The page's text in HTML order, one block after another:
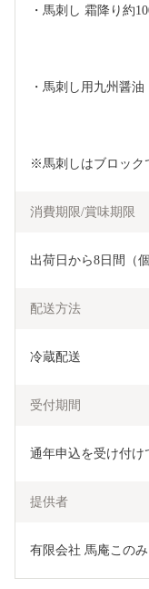
・馬刺し 霜降り約
・馬刺し用九州醤油
※馬刺しはブロック
消費期限/賞味期限
出荷日から8日間（
配送方法
冷蔵配送
受付期間
通年申込を受け付け
提供者
有限会社 馬庵このみ